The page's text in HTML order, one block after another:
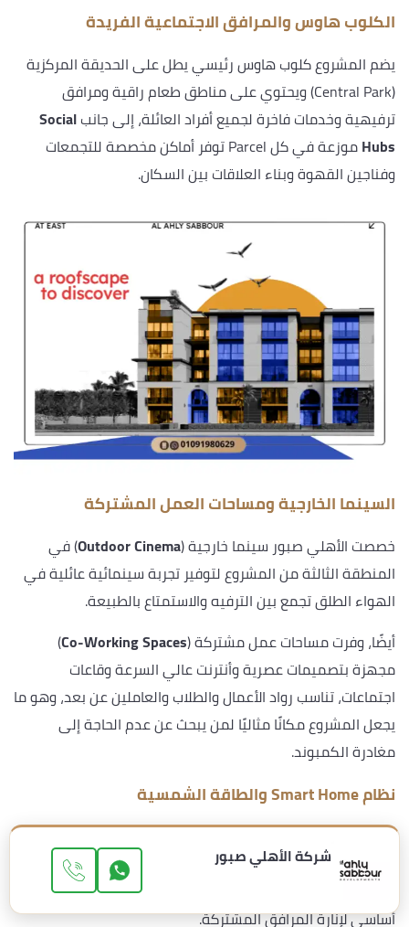
الكلوب هاوس والمرافق الاجتماعية الفريدة
يضم المشروع كلوب هاوس رئيسي يطل على الحديقة المركزية
(Central Park) ويحتوي على مناطق طعام راقية ومرافق
ترفيهية وخدمات فاخرة لجميع أفراد العائلة، إلى جانبSocial
Hubs
موزعة في كل Parcel توفر أماكن مخصصة للتجمعات
وفناجين القهوة وبناء العلاقات بين السكان.
السينما الخارجية ومساحات العمل المشتركة
خصصت الأهلي صبور سينما خارجية (Outdoor Cinema) في
المنطقة الثالثة من المشروع لتوفير تجربة سينمائية عائلية في
الهواء الطلق تجمع بين الترفيه والاستمتاع بالطبيعة.
أيضًا، وفرت مساحات عمل مشتركة (Co-Working Spaces
)
مجهزة بتصميمات عصرية وأنترنت عالي السرعة وقاعات
اجتماعات، تناسب رواد الأعمال والطلاب والعاملين عن بعد، وهو ما
يجعل المشروع مكانًا مثاليًا لمن يبحث عن عدم الحاجة إلى
مغادرة الكمبوند.
نظام Smart Home والطاقة الشمسية
يدعم نظامSmart Homeجميع الوحدات السكنية بإتاحة التحكم
في الإضاءة والتكييف وأنظمة الأمان عبر تطبيق على الهاتف
المحمول، فيما اعتمد المشروع على الطاقة الشمسية كمصدر
أساسي لإنارة المرافق المشتركة.
شركة الأهلي صبور